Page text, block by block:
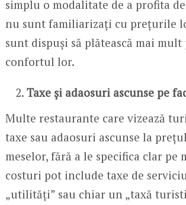
simplu o modalitate de a profita
nu sunt familiarizați cu prețurile
sunt dispuși să plătească mai
confortul lor.
Taxe și adaosuri ascunse pe
Multe restaurante care vizează
taxe sau adaosuri ascunse la
meselor, fără a le specifica clar pe
costuri pot include taxe de
„utilități” sau chiar un „taxă